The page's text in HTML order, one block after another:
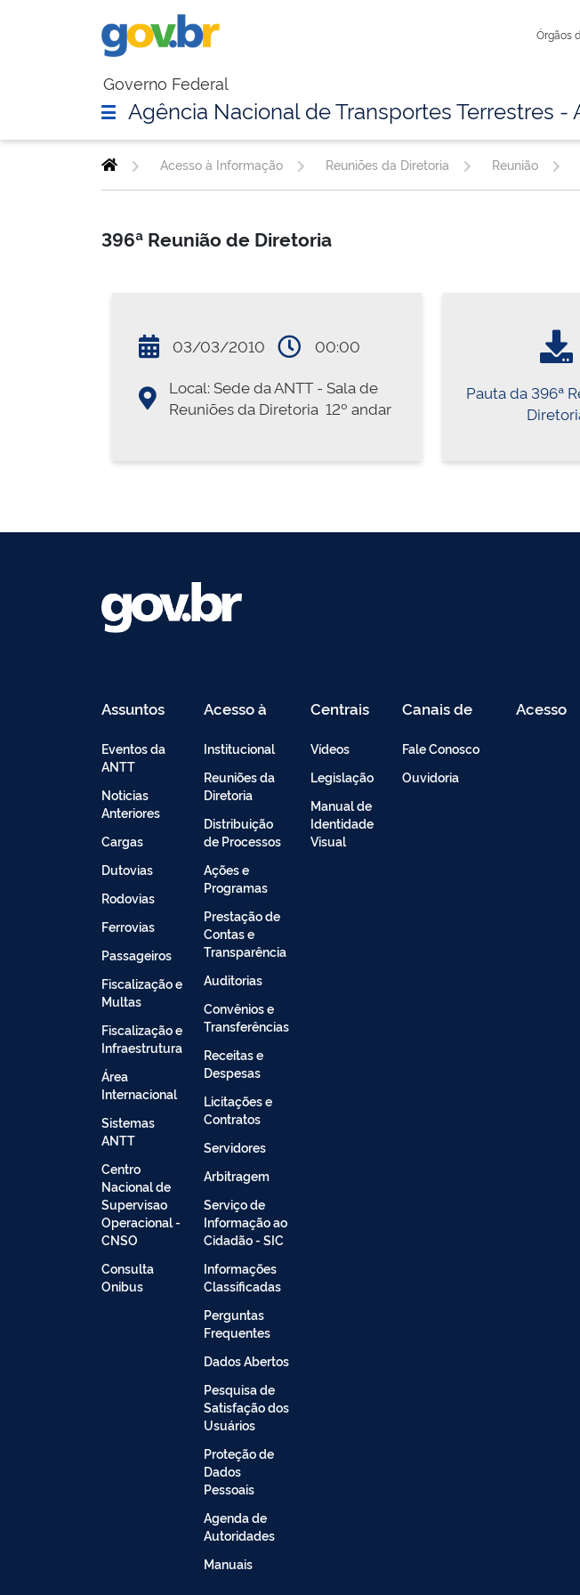
Órgãos
Governo Federal
Agência Nacional de Transportes Terrestres -
Acesso à Informação Reuniões da Diretoria Reunião
396ª Reunião de Diretoria
03/03/2010
00:00
Local: Sede da ANTT - Sala de
Reuniões da Diretoria  12º andar
Pauta da 396ª
Assuntos
Eventos da
ANTT
Noticias
Anteriores
Cargas
Dutovias
Rodovias
Ferrovias
Passageiros
Fiscalização e
Multas
Fiscalização e
Infraestrutura
Área
Internacional
Sistemas
ANTT
Centro
Nacional de
Supervisao
Operacional -
CNSO
Consulta
Onibus
Acesso à
Institucional
Reuniões da
Diretoria
Distribuição
de Processos
Ações e
Programas
Prestação de
Contas e
Transparência
Auditorias
Convênios e
Transferências
Receitas e
Despesas
Licitações e
Contratos
Servidores
Arbitragem
Serviço de
Informação ao
Cidadão - SIC
Informações
Classificadas
Perguntas
Frequentes
Dados Abertos
Pesquisa de
Satisfação dos
Usuários
Proteção de
Dados
Pessoais
Agenda de
Autoridades
Manuais
Centrais
Vídeos
Legislação
Manual de
Identidade
Visual
Canais de
Fale Conosco
Ouvidoria
Acesso